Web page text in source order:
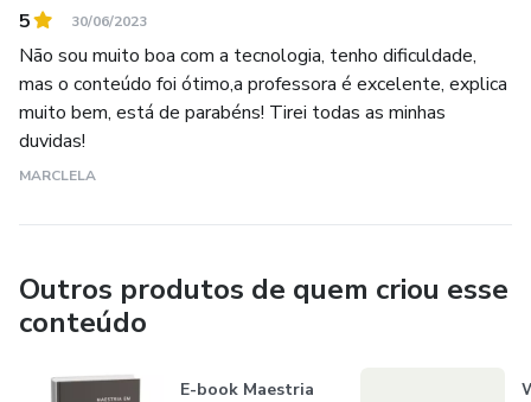
5 30/06/2023
Não sou muito boa com a tecnologia, tenho dificuldade,
mas o conteúdo foi ótimo,a professora é excelente, explica
muito bem, está de parabéns! Tirei todas as minhas
duvidas!
MARCLELA
Outros produtos de quem criou esse
conteúdo
E-book Maestria